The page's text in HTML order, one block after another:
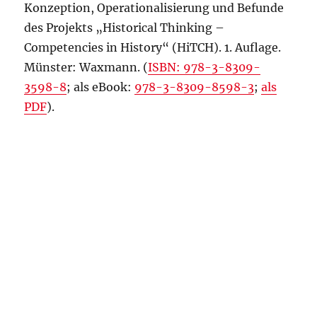
Konzeption, Operationalisierung und Befunde
des Projekts „Historical Thinking –
Competencies in History“ (HiTCH). 1. Auflage.
Münster: Waxmann. (ISBN: 978-3-8309-
3598-8; als eBook: 978-3-8309-8598-3;als
PDF).